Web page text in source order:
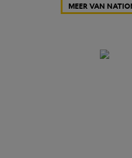
MEER VAN